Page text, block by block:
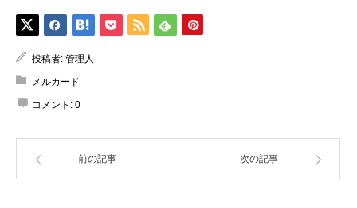
投稿者: 管理人
メルカード
コメント: 0
前の記事 次の記事